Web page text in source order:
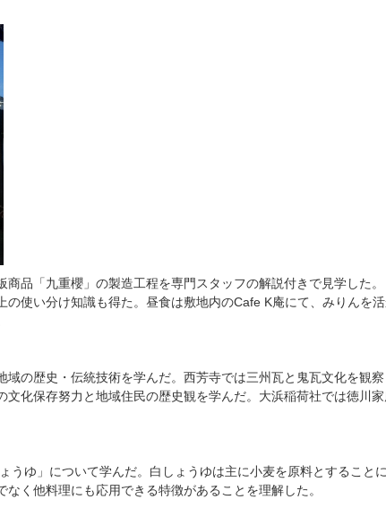
品「九重櫻」の製造工程を専門スタッフの解説付きで見学した
使い分け知識も得た。昼食は敷地内のCafe K庵にて、みりんを
の歴史・伝統技術を学んだ。西芳寺では三州瓦と鬼瓦文化を観
化保存努力と地域住民の歴史観を学んだ。大浜稲荷社では徳川
うゆ」について学んだ。白しょうゆは主に小麦を原料とすること
く他料理にも応用できる特徴があることを理解した。